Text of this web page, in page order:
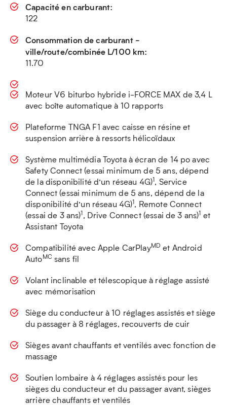
Capacité en carburant:
122
Consommation de carburant -
ville/route/combinée L/100 km:
11.70
Moteur V6 biturbo hybride i-FORCE MAX de 3,4 L
avec boîte automatique à 10 rapports
Plateforme TNGA F1 avec caisse en résine et
suspension arrière à ressorts hélicoïdaux
Système multimédia Toyota à écran de 14 po avec
Safety Connect (essai minimum de 5 ans, dépend
de la disponibilité d’un réseau 4G)1, Service
Connect (essai minimum de 5 ans, dépend de la
disponibilité d’un réseau 4G)1, Remote Connect
(essai de 3 ans)1, Drive Connect (essai de 3 ans)1 et
Assistant Toyota
Compatibilité avec Apple CarPlayMD et Android
AutoMC sans fil
Volant inclinable et télescopique à réglage assisté
avec mémorisation
Siège du conducteur à 10 réglages assistés et siège
du passager à 8 réglages, recouverts de cuir
Sièges avant chauffants et ventilés avec fonction de
massage
Soutien lombaire à 4 réglages assistés pour les
sièges du conducteur et du passager avant, sièges
arrière chauffants et ventilés